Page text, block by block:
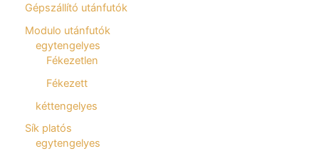
Gépszállító utánfutók
Modulo utánfutók
egytengelyes
Fékezetlen
Fékezett
kéttengelyes
Sík platós
egytengelyes